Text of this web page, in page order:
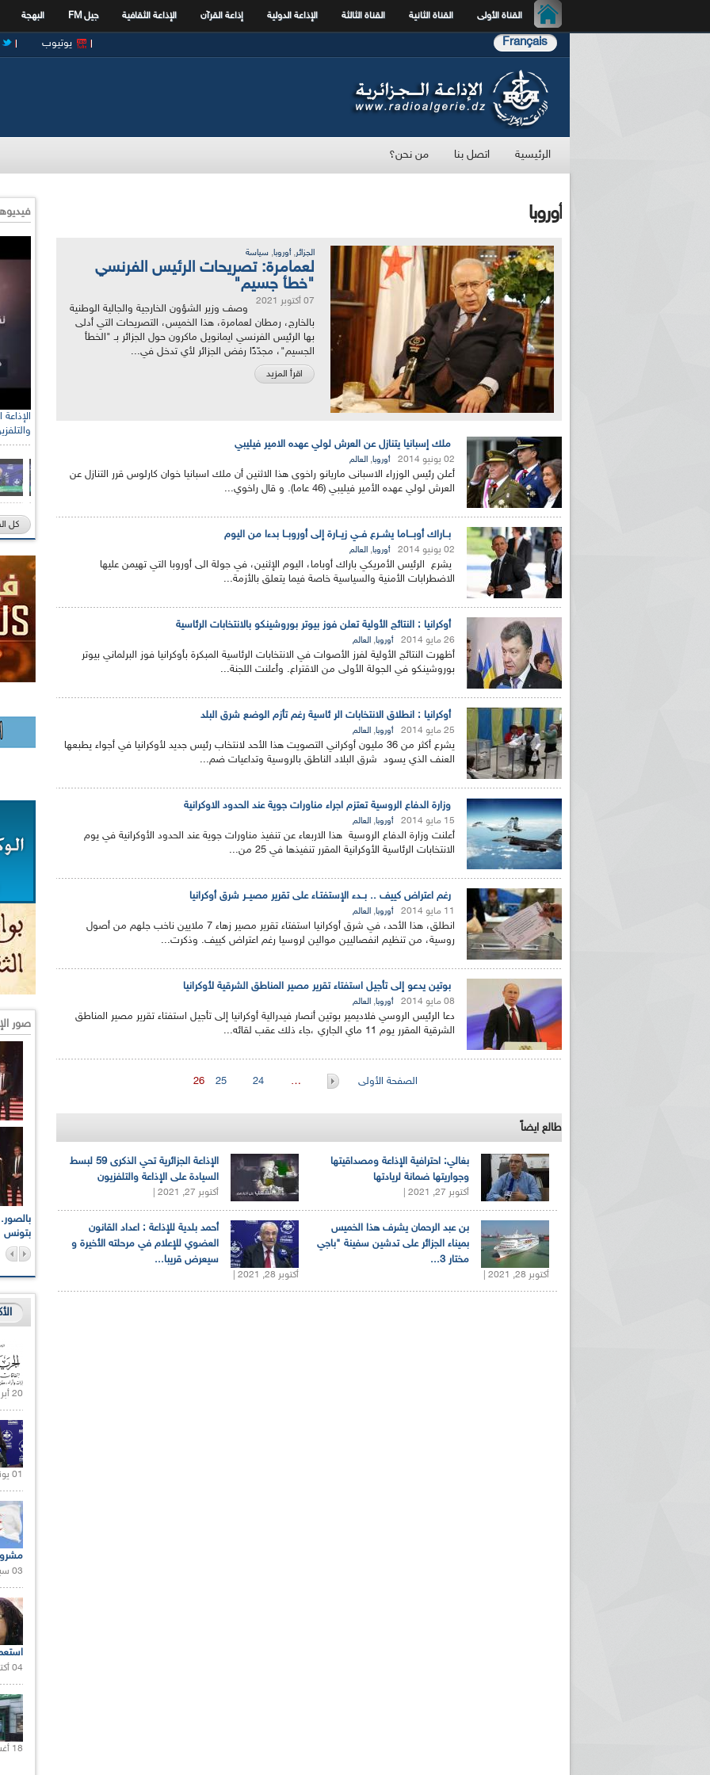
القناة الأولى القناة الثانية القناة الثالثة الإذاعة الدولية إذاعة القرآن الإذاعة الثقافية جيل FM البهجة
Français يوتيوب
الرئيسية اتصل بنا من نحن؟
أوروبا
الجزائر,أوروبا, سياسة
لعمامرة: تصريحات الرئيس الفرنسي
"خطأ جسيم"
07 أكتوبر 2021
وصف وزير الشؤون الخارجية والجالية الوطنية
بالخارج، رمطان لعمامرة، هذا الخميس، التصريحات التي أدلى
بها الرئيس الفرنسي ايمانويل ماكرون حول الجزائر بـ "الخطأ
الجسيم"، مجدّدًا رفض الجزائر لأي تدخل في...
اقرأ المزيد
ملك إسبانيا يتنازل عن العرش لولي عهده الامير فيليبي
02 يونيو 2014 أوروبا, العالم
أعلن رئيس الوزراء الاسبانى ماريانو راخوى هذا الاثنين أن ملك اسبانيا خوان كارلوس قرر التنازل عن
العرش لولي عهده الأمير فيليبي (46 عاما). و قال راخوي...
بــاراك أوبـــاما يشــرع فــي زيــارة إلى أوروبــا بدءا من اليوم
02 يونيو 2014 أوروبا, العالم
يشرع الرئيس الأمريكي باراك أوباما، اليوم الإثنين، في جولة الى أوروبا التي تهيمن عليها
الاضطرابات الأمنية والسياسية خاصة فيما يتعلق بالأزمة...
أوكرانيا : النتائج الأولية تعلن فوز بيوتر بوروشينكو بالانتخابات الرئاسية
26 مايو 2014 أوروبا, العالم
أظهرت النتائج الأولية لفرز الأصوات في الانتخابات الرئاسية المبكرة بأوكرانيا فوز البرلماني بيوتر
بوروشينكو في الجولة الأولى من الاقتراع. وأعلنت اللجنة...
أوكرانيا : انطلاق الانتخابات الر ئاسية رغم تأزم الوضع شرق البلد
25 مايو 2014 أوروبا, العالم
يشرع أكثر من 36 مليون أوكراني التصويت هذا الأحد لانتخاب رئيس جديد لأوكرانيا في أجواء يطبعها
العنف الذي يسود شرق البلاد الناطق بالروسية وتداعيات ضم...
وزارة الدفاع الروسية تعتزم اجراء مناورات جوية عند الحدود الاوكرانية
15 مايو 2014 أوروبا, العالم
أعلنت وزارة الدفاع الروسية هذا الاربعاء عن تنفيذ مناورات جوية عند الحدود الأوكرانية في يوم
الانتخابات الرئاسية الأوكرانية المقرر تنفيذها في 25 من...
رغم اعتراض كييف .. بــدء الإستفتـاء على تقرير مصيــر شرق أوكرانيا
11 مايو 2014 أوروبا, العالم
انطلق، هذا الأحد، في شرق أوكرانيا استفتاء تقرير مصير زهاء 7 ملايين ناخب جلهم من أصول
روسية، من تنظيم انفصاليين موالين لروسيا رغم اعتراض كييف. وذكرت...
بوتين يدعو إلى تأجيل استفتاء تقرير مصير المناطق الشرقية لأوكرانيا
08 مايو 2014 أوروبا, العالم
دعا الرئيس الروسي فلاديمير بوتين أنصار فيدرالية أوكرانيا إلى تأجيل استفتاء تقرير مصير المناطق
الشرقية المقرر يوم 11 ماي الجاري ،جاء ذلك عقب لقائه...
الصفحة الأولى …
24
25
26
طالع ايضاً
الإذاعة الجزائرية تحي الذكرى 59 لبسط
السيادة على الإذاعة والتلفزيون
أكتوبر 27, 2021 |
بغالي: احترافية الإذاعة ومصداقيتها
وجواريتها ضمانة لريادتها
أكتوبر 27, 2021 |
أحمد بلدية للإذاعة : اعداد القانون
العضوي للإعلام في مرحلته الأخيرة و
سيعرض قريبا...
أكتوبر 28, 2021 |
بن عبد الرحمان يشرف هذا الخميس
بميناء الجزائر على تدشين سفينة "باجي
مختار 3...
أكتوبر 28, 2021 |
كل
صور
بتونس
الإذاعة الجزائرية تقف دقيقة صمت ترحما على أرواح شهداء
17 أكتوبر 1961
بالصور... اللقاء الوطني لمديري الإذاعات الوطنية والجهوية
حول مرافقة وتغطية الإنتخابات المحلية لـ27 نوفمبر 2021
الإذاعة الجزائرية للرياضيين البارالمبيين المتوجين
20 أبريل 2021 |
01 يونيو 2021 |
03 سبتمبر 2020 |
04 أكتوبر 2020 |
18 أغسطس 2020 |